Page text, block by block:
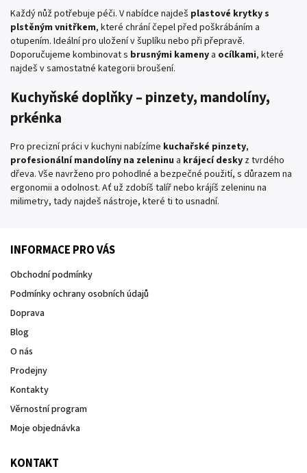
Každý nůž potřebuje péči. V nabídce najdeš plastové krytky s
plstěným vnitřkem, které chrání čepel před poškrábáním a
otupením. Ideální pro uložení v šuplíku nebo při přepravě.
Doporučujeme kombinovat s brusnými kameny a ocílkami, které
najdeš v samostatné kategorii broušení.
Kuchyňské doplňky – pinzety, mandolíny,
prkénka
Pro precizní práci v kuchyni nabízíme kuchařské pinzety,
profesionální mandolíny na zeleninu a krájecí desky z tvrdého
dřeva. Vše navrženo pro pohodlné a bezpečné použití, s důrazem na
ergonomii a odolnost. Ať už zdobíš talíř nebo krájíš zeleninu na
milimetry, tady najdeš nástroje, které ti to usnadní.
INFORMACE PRO VÁS
Obchodní podmínky
Podmínky ochrany osobních údajů
Doprava
Blog
O nás
Prodejny
Kontakty
Věrnostní program
Moje objednávka
KONTAKT